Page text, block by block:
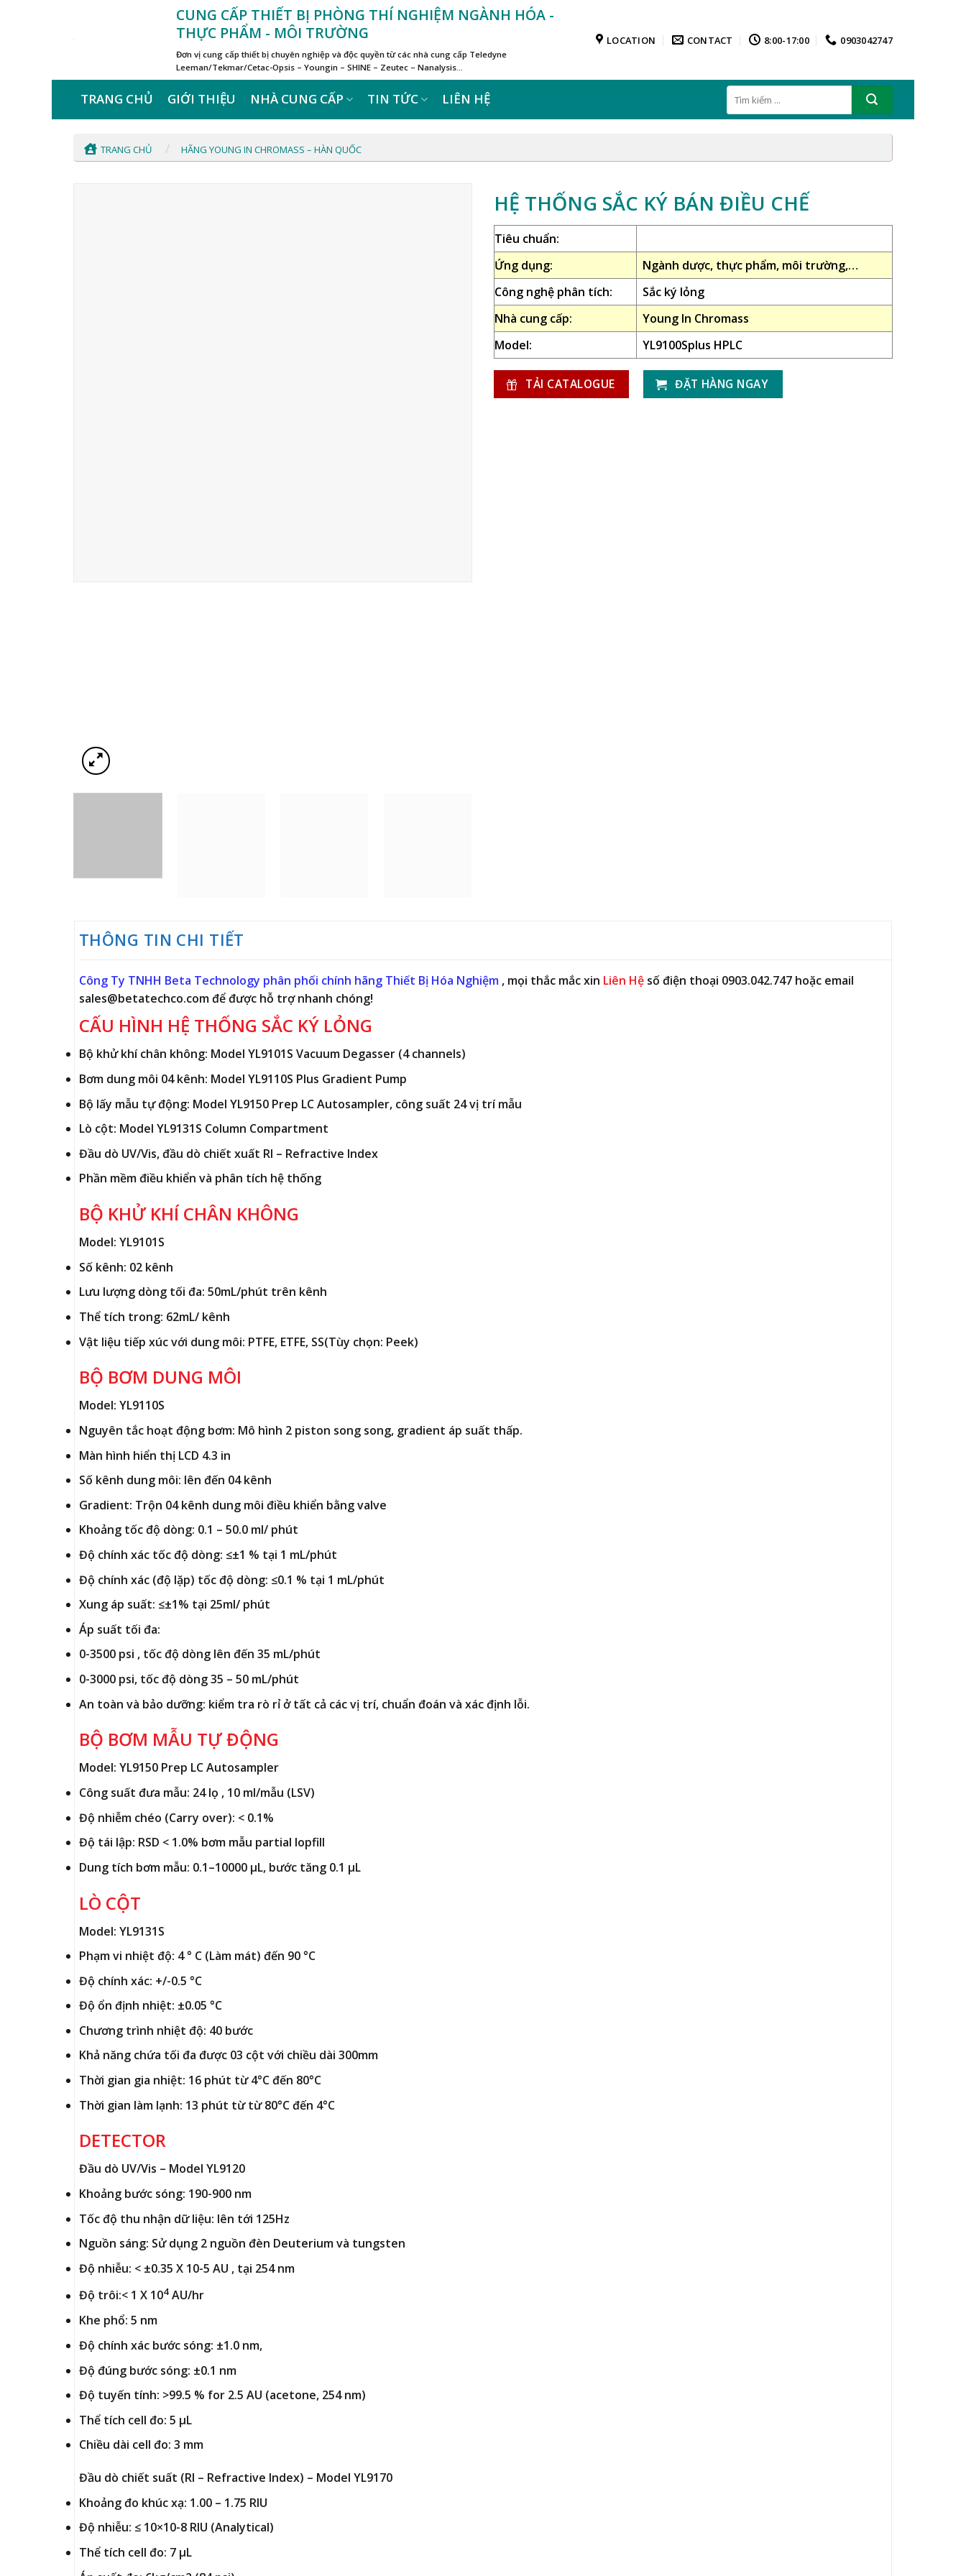
content
CUNG CẤP THIẾT BỊ PHÒNG THÍ NGHIỆM NGÀNH HÓA -
THỰC PHẨM - MÔI TRƯỜNG
Đơn vị cung cấp thiết bị chuyên nghiệp và độc quyền từ các nhà cung cấp Teledyne
Leeman/Tekmar/Cetac-Opsis – Youngin – SHINE – Zeutec – Nanalysis…
LOCATION CONTACT 8:00-17:00 0903042747
TRANG CHỦ GIỚI THIỆU NHÀ CUNG CẤP TIN TỨC LIÊN HỆ
Tìm
kiếm:
TRANG CHỦ / HÃNG YOUNG IN CHROMASS – HÀN QUỐC
HỆ THỐNG SẮC KÝ BÁN ĐIỀU CHẾ
Tiêu chuẩn:
Ứng dụng:
Ngành dược, thực phẩm, môi trường,…
Công nghệ phân tích:
Sắc ký lỏng
Nhà cung cấp:
Young In Chromass
Model:
YL9100Splus HPLC
TẢI CATALOGUE ĐẶT HÀNG NGAY
THÔNG TIN CHI TIẾT
Công Ty TNHH Beta Technology phân phối chính hãng Thiết Bị Hóa Nghiệm , mọi thắc mắc xin Liên Hệ số điện thoại 0903.042.747 hoặc email
sales@betatechco.com để được hỗ trợ nhanh chóng!
CẤU HÌNH HỆ THỐNG SẮC KÝ LỎNG
Bộ khử khí chân không: Model YL9101S Vacuum Degasser (4 channels)
Bơm dung môi 04 kênh: Model YL9110S Plus Gradient Pump
Bộ lấy mẫu tự động: Model YL9150 Prep LC Autosampler, công suất 24 vị trí mẫu
Lò cột: Model YL9131S Column Compartment
Đầu dò UV/Vis, đầu dò chiết xuất RI – Refractive Index
Phần mềm điều khiển và phân tích hệ thống
BỘ KHỬ KHÍ CHÂN KHÔNG
Model: YL9101S
Số kênh: 02 kênh
Lưu lượng dòng tối đa: 50mL/phút trên kênh
Thể tích trong: 62mL/ kênh
Vật liệu tiếp xúc với dung môi: PTFE, ETFE, SS(Tùy chọn: Peek)
BỘ BƠM DUNG MÔI
Model: YL9110S
Nguyên tắc hoạt động bơm: Mô hình 2 piston song song, gradient áp suất thấp.
Màn hình hiển thị LCD 4.3 in
Số kênh dung môi: lên đến 04 kênh
Gradient: Trộn 04 kênh dung môi điều khiển bằng valve
Khoảng tốc độ dòng: 0.1 – 50.0 ml/ phút
Độ chính xác tốc độ dòng: ≤±1 % tại 1 mL/phút
Độ chính xác (độ lặp) tốc độ dòng: ≤0.1 % tại 1 mL/phút
Xung áp suất: ≤±1% tại 25ml/ phút
Áp suất tối đa:
0-3500 psi , tốc độ dòng lên đến 35 mL/phút
0-3000 psi, tốc độ dòng 35 – 50 mL/phút
An toàn và bảo dưỡng: kiểm tra rò rỉ ở tất cả các vị trí, chuẩn đoán và xác định lỗi.
BỘ BƠM MẪU TỰ ĐỘNG
Model: YL9150 Prep LC Autosampler
Công suất đưa mẫu: 24 lọ , 10 ml/mẫu (LSV)
Độ nhiễm chéo (Carry over): < 0.1%
Độ tái lập: RSD < 1.0% bơm mẫu partial lopfill
Dung tích bơm mẫu: 0.1–10000 µL, bước tăng 0.1 µL
LÒ CỘT
Model: YL9131S
Phạm vi nhiệt độ: 4 ° C (Làm mát) đến 90 °C
Độ chính xác: +/-0.5 °C
Độ ổn định nhiệt: ±0.05 °C
Chương trình nhiệt độ: 40 bước
Khả năng chứa tối đa được 03 cột với chiều dài 300mm
Thời gian gia nhiệt: 16 phút từ 4°C đến 80°C
Thời gian làm lạnh: 13 phút từ từ 80°C đến 4°C
DETECTOR
Đầu dò UV/Vis – Model YL9120
Khoảng bước sóng: 190-900 nm
Tốc độ thu nhận dữ liệu: lên tới 125Hz
Nguồn sáng: Sử dụng 2 nguồn đèn Deuterium và tungsten
Độ nhiễu: < ±0.35 X 10-5 AU , tại 254 nm
Độ trôi:< 1 X 104 AU/hr
Khe phổ: 5 nm
Độ chính xác bước sóng: ±1.0 nm,
Độ đúng bước sóng: ±0.1 nm
Độ tuyến tính: >99.5 % for 2.5 AU (acetone, 254 nm)
Thể tích cell đo: 5 µL
Chiều dài cell đo: 3 mm
Đầu dò chiết suất (RI – Refractive Index) – Model YL9170
Khoảng đo khúc xạ: 1.00 – 1.75 RIU
Độ nhiễu: ≤ 10×10-8 RIU (Analytical)
Thể tích cell đo: 7 µL